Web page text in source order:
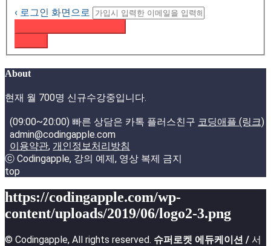
‹ 로그인 화면으로
About
현재 월 700명 신규수강중입니다.
(09:00~20:00) 빠른 상담은 카톡 플러스친구 코딩애플 (링크)
admin@codingapple.com
이용약관, 개인정보처리방침
ⓒ Codingapple, 강의 예제, 영상 복제 금지
top
https://codingapple.com/wp-
content/uploads/2019/06/logo2-3.png
© Codingapple, All rights reserved. 슈퍼로켓 에듀케이션 / 서